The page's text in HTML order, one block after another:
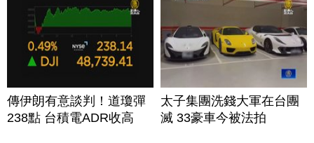
傳伊朗有意談判！道瓊彈
238點 台積電ADR收高
太子集團洗錢大軍在台團
滅 33豪車今被法拍